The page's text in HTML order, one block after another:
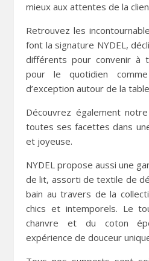
mieux aux attentes de la
Retrouvez les
font la signature NYDEL,
différents pour convenir à
pour le quotidien
d’exception autour de la
Découvrez également
toutes ses facettes dans
et joyeuse.
NYDEL propose aussi une
de lit, assorti de textile de
bain au travers de la
chics et intemporels. Le
chanvre et du coton
expérience de douceur